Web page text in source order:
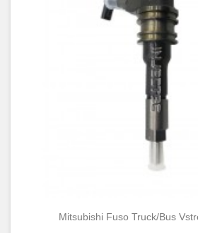
Mitsubishi Fuso Truck/Bus